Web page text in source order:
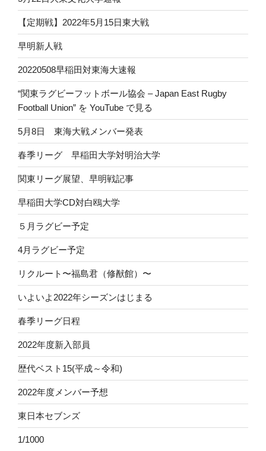
【定期戦】2022年5月15日東大戦
早明新人戦
20220508早稲田対東海大速報
“関東ラグビーフットボール協会 – Japan East Rugby
Football Union” を YouTube で見る
5月8日 東海大戦メンバー発表
春季リーグ 早稲田大学対明治大学
関東リーグ展望、早明戦記事
早稲田大学CD対白鴎大学
５月ラグビー予定
4月ラグビー予定
リクルート〜福島君（修猷館）〜
いよいよ2022年シーズンはじまる
春季リーグ日程
2022年度新入部員
歴代ベスト15(平成～令和)
2022年度メンバー予想
東日本セブンズ
1/1000